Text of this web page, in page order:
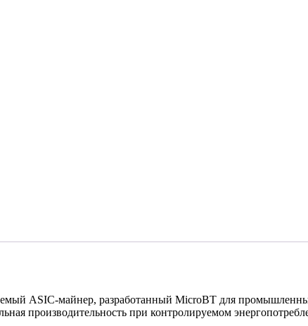
ASIC-майнер, разработанный MicroBT для
производительность при контролируемом